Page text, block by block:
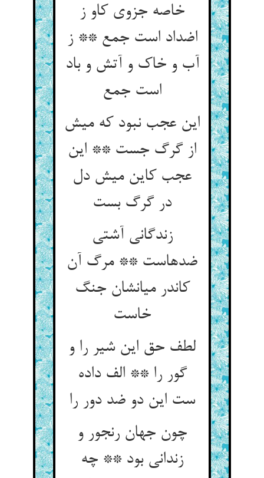
خاصه جزوی کاو ز
اضداد است جمع ** ز
آب و خاک و آتش و باد
این عجب نبود که میش
از گرگ جست ** این
عجب کاین میش دل
زندگانی آشتی
ضدهاست ** مرگ آن
کاندر میانشان جنگ
لطف حق این شیر را و
گور را ** الف داده
ست این دو ضد دور را
چون جهان رنجور و
زندانی بود ** چه